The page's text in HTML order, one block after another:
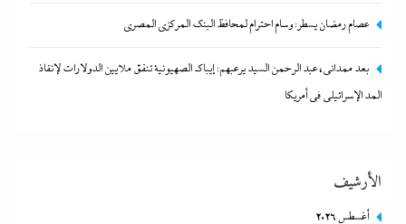
عصام رمضان يسطر: وسام احترام لمحافظ البنك المركزى المصري
بعد ممدانى، عبد الرحمن السيد يرعبهم: إيباك الصهيونية تنفق ملايين الدولارات لإنقاذ
المد الإسرائيلي في أمريكا
الأرشيف
أغسطس 2026